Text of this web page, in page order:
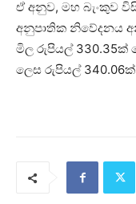
ඒ අනුව, මහ බැංකුව
අනුපාතික නිවේදනය
මිල රුපියල්
ලෙස රුපියල්